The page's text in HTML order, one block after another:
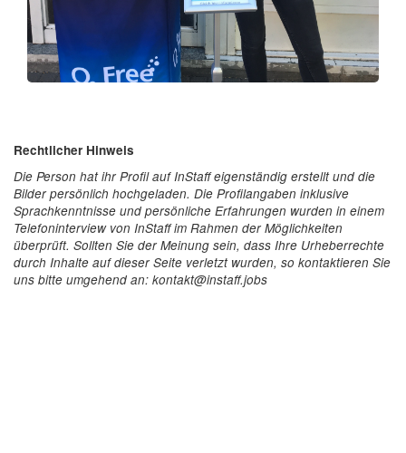
Rechtlicher Hinweis
Die Person hat ihr Profil auf InStaff eigenständig erstellt und die
Bilder persönlich hochgeladen. Die Profilangaben inklusive
Sprachkenntnisse und persönliche Erfahrungen wurden in einem
Telefoninterview von InStaff im Rahmen der Möglichkeiten
überprüft. Sollten Sie der Meinung sein, dass Ihre Urheberrechte
durch Inhalte auf dieser Seite verletzt wurden, so kontaktieren Sie
uns bitte umgehend an: kontakt@instaff.jobs